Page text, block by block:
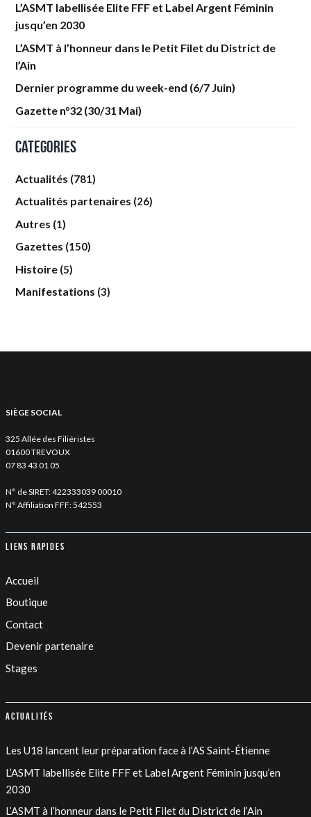
L’ASMT labellisée Elite FFF et Label Argent Féminin
jusqu’en 2030
L’ASMT à l’honneur dans le Petit Filet du District de
l’Ain
Dernier programme du week-end (6/7 Juin)
Gazette n°32 (30/31 Mai)
Categories
Actualités (781)
Actualités partenaires (26)
Autres (1)
Gazettes (150)
Histoire (5)
Manifestations (3)
SIÈGE SOCIAL
325 Allée des Filiéristes
01600 TREVOUX
07 83 43 01 05
N° de SIRET: 422333039 00010
N° Affiliation FFF: 542553
Liens rapides
Accueil
Boutique
Contact
Devenir partenaire
Stages
Actualités
Les U18 lancent leur préparation face à l’AS Saint-Étienne
L’ASMT labellisée Elite FFF et Label Argent Féminin jusqu’en
2030
L’ASMT à l’honneur dans le Petit Filet du District de l’Ain